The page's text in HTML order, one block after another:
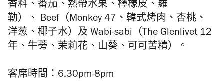
香料、番茄、熱帶水果、檸檬皮、羅
勒）、 Beef（Monkey 47、韓式烤肉、杏桃、
洋葱、椰子水）及 Wabi-sabi（The Glenlivet 12
年、牛蒡、茉莉花、山葵、可可苦精）。
客席時間：6.30pm-8pm